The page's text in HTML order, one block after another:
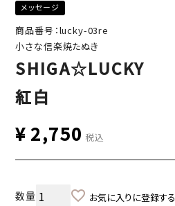
メッセージ
商品番号：lucky-03re
小さな信楽焼たぬき
SHIGA☆LUCKY
紅白
¥2,750 税込
お気に入りに登録する